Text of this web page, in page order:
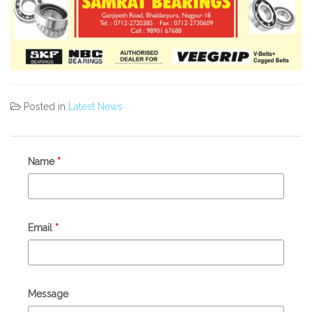
Posted in Latest News
Name *
Email *
Message